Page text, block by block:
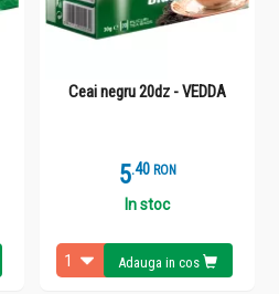
Ceai negru 20dz - VEDDA
5.4 RON
In stoc
Adauga in cos